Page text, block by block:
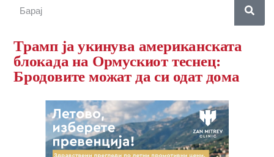
Трамп ја укинува американската
блокада на Ормускиот теснец:
Бродовите можат да си одат дома